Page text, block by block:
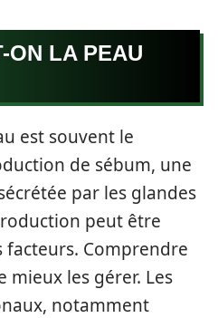
ON LA PEAU
est souvent le
de sébum, une
par les glandes
peut être
Comprendre
mieux les gérer. Les
notamment